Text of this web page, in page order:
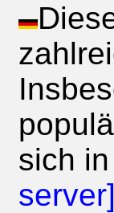
sich
server]